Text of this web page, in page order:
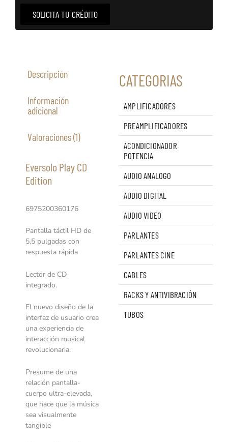
SOLICITA TU CRÉDITO
Descripción
Información
adicional
Valoraciones (1)
Eversolo Play CD
Edition
6975200360176
Pantalla táctil HD de
5,5 pulgadas con
respuesta rápida
Lector de CD
integrado.
El nuevo diseño de la
interfaz de usuario crea
una experiencia de
interacción musical
revolucionaria.
Presume de una
relación pantalla-
cuerpo ultra-elevada,
que hace que la música
sea visualmente
tangible
CATEGORIAS
AMPLIFICADORES
PREAMPLIFICADORES
ACONDICIONADOR
POTENCIA
AUDIO ANALOGO
AUDIO DIGITAL
AUDIO VIDEO
PARLANTES
PARLANTES CINE
CABLES
RACKS Y ANTIVIBRACIÓN
TUBOS